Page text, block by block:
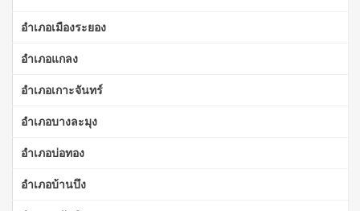
อำเภอเมืองระยอง
อำเภอแกลง
อำเภอเกาะจันทร์
อำเภอบางละมุง
อำเภอบ่อทอง
อำเภอบ้านบึง